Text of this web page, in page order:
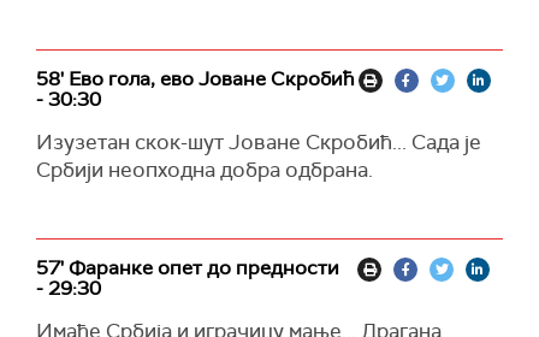
58' Ево гола, ево Јоване Скробић
- 30:30
Изузетан скок-шут Јоване Скробић... Сада је
Србији неопходна добра одбрана.
57' Фаранке опет до предности
- 29:30
Имаће Србија и играчицу мање... Драгана